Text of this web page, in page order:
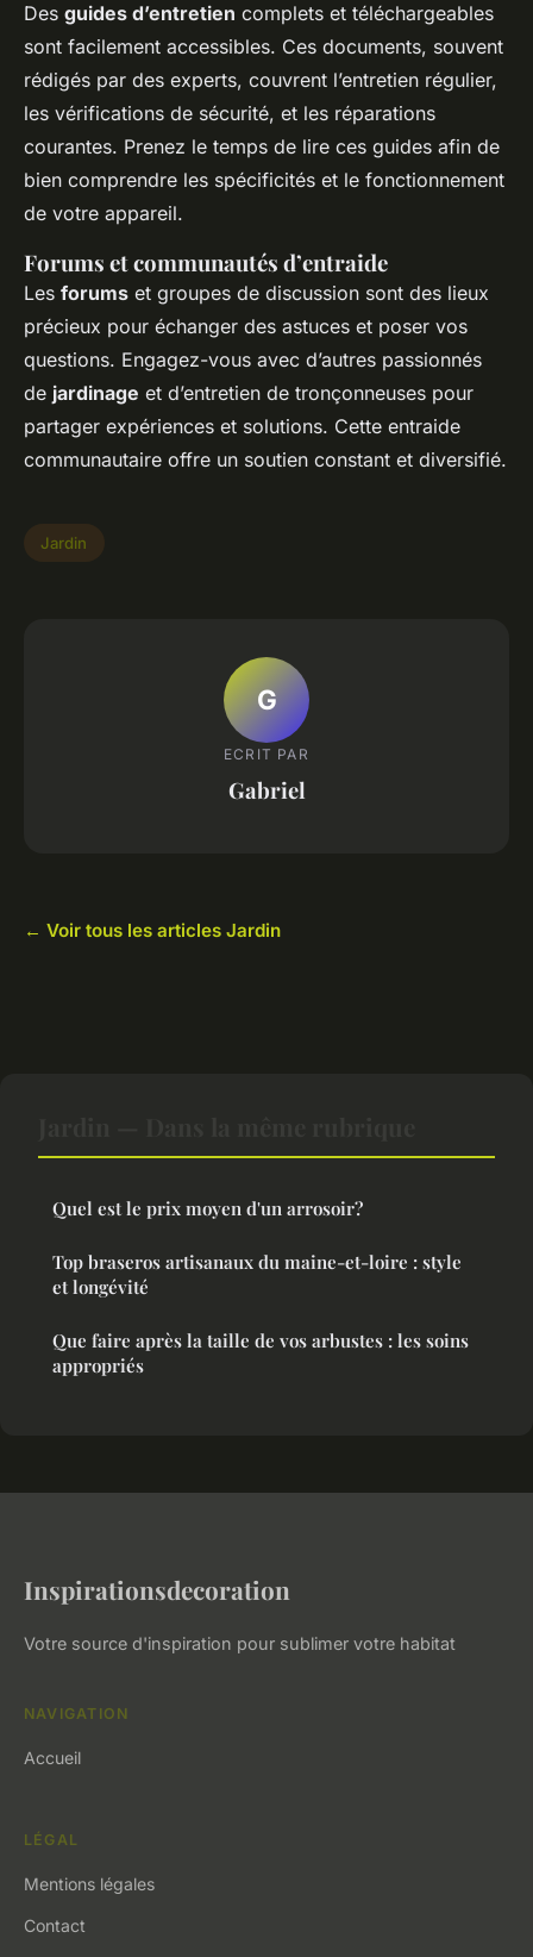
Des guides d’entretien complets et téléchargeables
sont facilement accessibles. Ces documents, souvent
rédigés par des experts, couvrent l’entretien régulier,
les vérifications de sécurité, et les réparations
courantes. Prenez le temps de lire ces guides afin de
bien comprendre les spécificités et le fonctionnement
de votre appareil.
Forums et communautés d’entraide
Les forums et groupes de discussion sont des lieux
précieux pour échanger des astuces et poser vos
questions. Engagez-vous avec d’autres passionnés
de jardinage et d’entretien de tronçonneuses pour
partager expériences et solutions. Cette entraide
communautaire offre un soutien constant et diversifié.
Jardin
G
ECRIT PAR
Gabriel
← Voir tous les articles Jardin
Quel est le prix moyen d'un arrosoir?
Top braseros artisanaux du maine-et-loire : style
et longévité
Que faire après la taille de vos arbustes : les soins
appropriés
Inspirationsdecoration
Votre source d'inspiration pour sublimer votre habitat
NAVIGATION
Accueil
LÉGAL
Mentions légales
Contact